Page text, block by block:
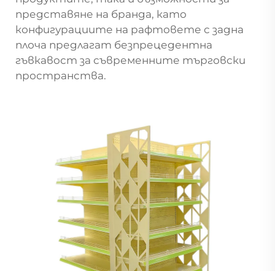
представяне на бранда, като
конфигурациите на рафтовете с задна
плоча предлагат безпрецедентна
гъвкавост за съвременните търговски
пространства.